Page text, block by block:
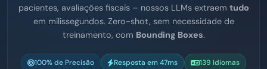
pacientes, avaliações fiscais – nossos LLMs extraem tudo
em milissegundos. Zero-shot, sem necessidade de
treinamento, com Bounding Boxes.
100% de Precisão Resposta em 47ms
139 Idiomas